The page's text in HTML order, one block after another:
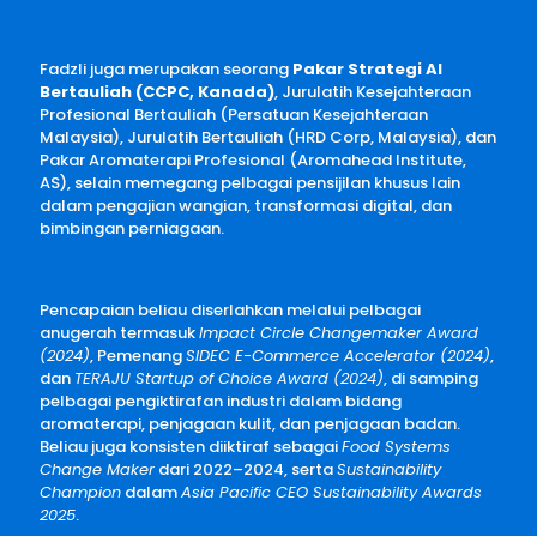
Fadzli juga merupakan seorang Pakar Strategi AI
Bertauliah (CCPC, Kanada), Jurulatih Kesejahteraan
Profesional Bertauliah (Persatuan Kesejahteraan
Malaysia), Jurulatih Bertauliah (HRD Corp, Malaysia), dan
Pakar Aromaterapi Profesional (Aromahead Institute,
AS), selain memegang pelbagai pensijilan khusus lain
dalam pengajian wangian, transformasi digital, dan
bimbingan perniagaan.
Pencapaian beliau diserlahkan melalui pelbagai
anugerah termasukImpact Circle Changemaker Award
(2024), PemenangSIDEC E-Commerce Accelerator (2024),
dan TERAJU Startup of Choice Award (2024), di samping
pelbagai pengiktirafan industri dalam bidang
aromaterapi, penjagaan kulit, dan penjagaan badan.
Beliau juga konsisten diiktiraf sebagaiFood Systems
Change Maker dari 2022–2024, sertaSustainability
Champion dalamAsia Pacific CEO Sustainability Awards
2025.